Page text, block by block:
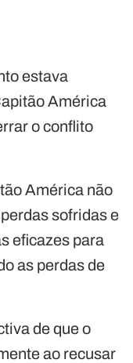
estava
América
o conflito
América não
sofridas e
eficazes para
as perdas de
de que o
ao recusar